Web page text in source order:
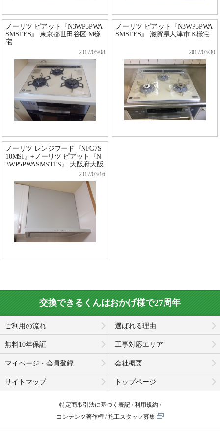
ノーリツ ピアット『N3WP5PWA
SMSTES』 東京都世田谷区 M様
宅
2017/05/08
ノーリツ ピアット『N3WP5PWA
SMSTES』 滋賀県大津市 K様宅
2017/03/30
ノーリツ レンジフード『NFG7S
10MSI』+ノーリツ ピアット『N
3WP5PWASMSTES』 大阪府大阪
2017/03/16
交換できるくんはおかげ様で27周年
ご利用の流れ 選ばれる理由
無料10年保証 工事対応エリア
マイページ・会員登録 会社概要
サイトマップ トップページ
特定商取引法に基づく表記
利用規約
コンテンツ著作権
施工スタッフ募集